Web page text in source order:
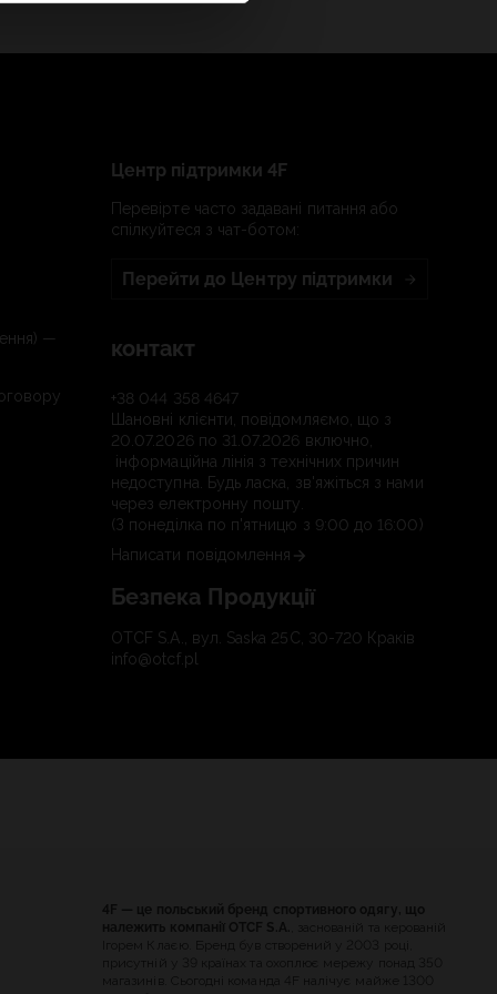
—
Центр підтримки 4F
Перевірте часто задавані питання або
спілкуйтеся з чат-ботом:
Перейти до Центру підтримки
контакт
+38 044 358 4647
Шановні клієнти, повідомляємо, що з
20.07.2026 по 31.07.2026 включно,
інформаційна лінія з технічних причин
недоступна. Будь ласка, зв'яжіться з нами
через електронну пошту.
(З понеділка по п'ятницю з 9:00 до 16:00)
Написати повідомлення
Безпека Продукції
OTCF S.A., вул. Saska 25C, 30-720 Краків
info@otcf.pl